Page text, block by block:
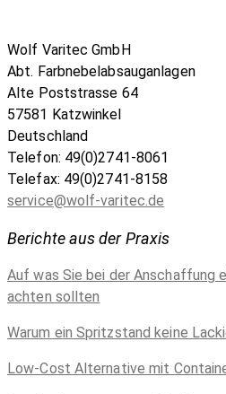
Wolf Varitec GmbH
Abt. Farbnebelabsauganlagen
Alte Poststrasse 64
57581 Katzwinkel
Deutschland
Telefon: 49(0)2741-8061
Telefax: 49(0)2741-8158
service@wolf-varitec.de
Berichte aus der Praxis
Auf was Sie bei der Anschaffung
achten sollten
Warum ein Spritzstand keine
Low-Cost Alternative mit